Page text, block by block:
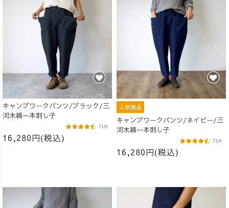
キャンプワークパンツ/ブラック/三
河木綿一本刺し子
16,280円(税込)
71件
人気商品
キャンプワークパンツ/ネイビー/三
河木綿一本刺し子
16,280円(税込)
71件